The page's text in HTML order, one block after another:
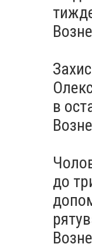
в
до